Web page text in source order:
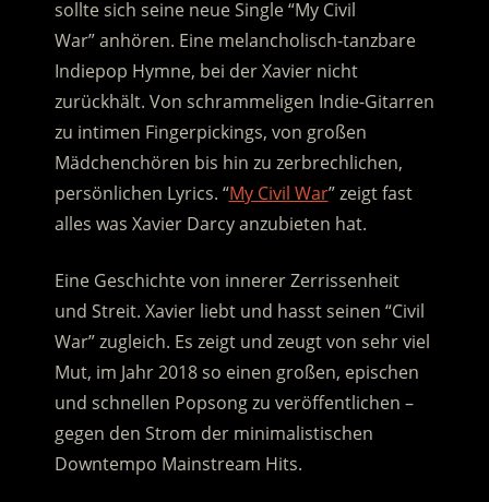
sollte sich seine neue Single “My Civil
War” anhören. Eine melancholisch-tanzbare
Indiepop Hymne, bei der Xavier nicht
zurückhält. Von schrammeligen Indie-Gitarren
zu intimen Fingerpickings, von großen
Mädchenchören bis hin zu zerbrechlichen,
persönlichen Lyrics. “My Civil War” zeigt fast
alles was Xavier Darcy anzubieten hat.
Eine Geschichte von innerer Zerrissenheit
und Streit. Xavier liebt und hasst seinen “Civil
War” zugleich. Es zeigt und zeugt von sehr viel
Mut, im Jahr 2018 so einen großen, epischen
und schnellen Popsong zu veröffentlichen –
gegen den Strom der minimalistischen
Downtempo Mainstream Hits.